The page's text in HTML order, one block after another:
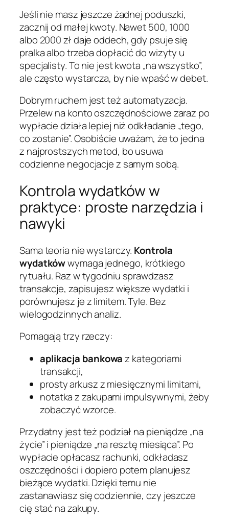
Jeśli nie masz jeszcze żadnej poduszki,
zacznij od małej kwoty. Nawet 500, 1000
albo 2000 zł daje oddech, gdy psuje się
pralka albo trzeba dopłacić do wizyty u
specjalisty. To nie jest kwota „na wszystko”,
ale często wystarcza, by nie wpaść w debet.
Dobrym ruchem jest też automatyzacja.
Przelew na konto oszczędnościowe zaraz po
wypłacie działa lepiej niż odkładanie „tego,
co zostanie”. Osobiście uważam, że to jedna
z najprostszych metod, bo usuwa
codzienne negocjacje z samym sobą.
Kontrola wydatków w
praktyce: proste narzędzia i
nawyki
Sama teoria nie wystarczy. Kontrola
wydatkówwymaga jednego, krótkiego
rytuału. Raz w tygodniu sprawdzasz
transakcje, zapisujesz większe wydatki i
porównujesz je z limitem. Tyle. Bez
wielogodzinnych analiz.
Pomagają trzy rzeczy:
aplikacja bankowaz kategoriami
transakcji,
prosty arkusz z miesięcznymi limitami,
notatka z zakupami impulsywnymi, żeby
zobaczyć wzorce.
Przydatny jest też podział na pieniądze „na
życie” i pieniądze „na resztę miesiąca”. Po
wypłacie opłacasz rachunki, odkładasz
oszczędności i dopiero potem planujesz
bieżące wydatki. Dzięki temu nie
zastanawiasz się codziennie, czy jeszcze
cię stać na zakupy.